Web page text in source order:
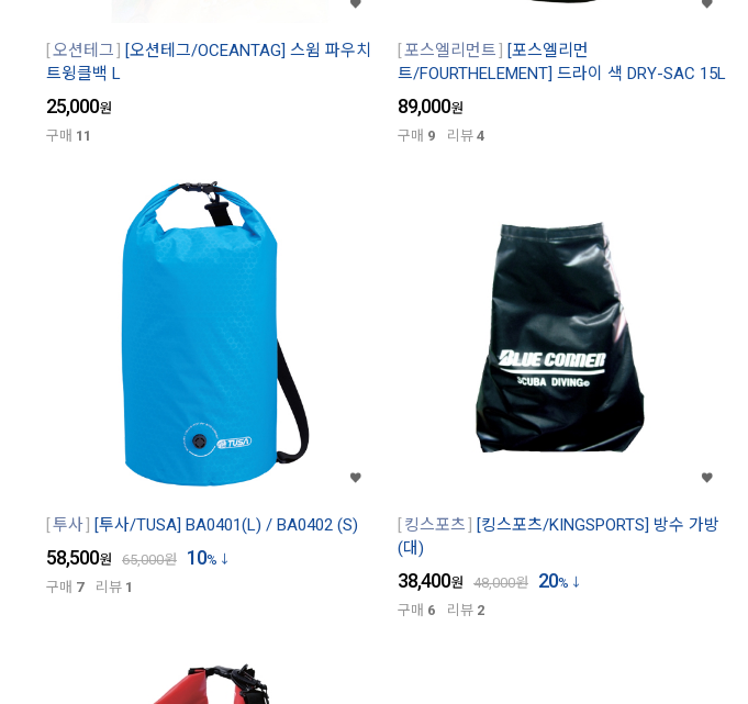
오션테그
[오션테그/OCEANTAG] 스윔 파우치
트윙클백 L
25,000원
구매 11
포스엘리먼트
[포스엘리먼
트/FOURTHELEMENT] 드라이 색 DRY-SAC 15L
89,000원
구매 9 리뷰 4
투사 [투사/TUSA] BA0401(L) / BA0402 (S)
58,500원 65,000원 10%
구매 7 리뷰 1
킹스포츠
[킹스포츠/KINGSPORTS] 방수 가방
(대)
38,400원 48,000원 20%
구매 6 리뷰 2